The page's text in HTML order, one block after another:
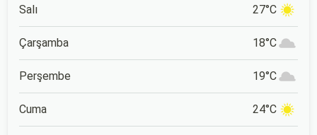
Salı 27°C
Çarşamba 18°C
Perşembe 19°C
Cuma 24°C